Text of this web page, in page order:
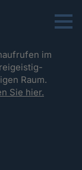
Menu
im
Raum.
Sie hier.